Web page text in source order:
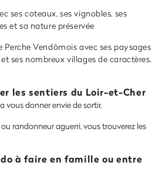
ses coteaux, ses vignobles, ses
et sa nature préservée
Perche Vendômois avec ses paysages
ses nombreux villages de caractères.
les sentiers du Loir-et-Cher
vous donner envie de sortir.
randonneur aguerri, vous trouverez les
à faire en famille ou entre